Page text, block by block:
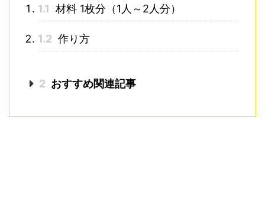
1.1 材料 1枚分（1人～2人分）
1.2 作り方
2 おすすめ関連記事